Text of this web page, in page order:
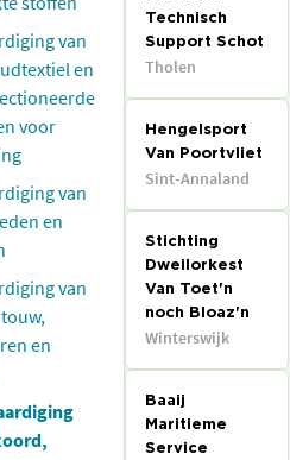
van
en
voor
van
en
van
en
Technisch
Support Schot
Tholen
Hengelsport
Van Poortvliet
Sint-Annaland
Stichting
Dweilorkest
Van Toet'n
noch Bloaz'n
Winterswijk
Baaij
Maritieme
Service